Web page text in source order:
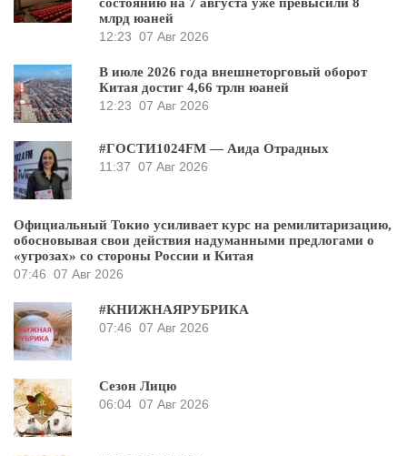
млрд юаней
12:23 07 Авг 2026
В июле 2026 года внешнеторговый оборот
Китая достиг 4,66 трлн юаней
12:23 07 Авг 2026
#ГОСТИ1024FM — Аида Отрадных
11:37 07 Авг 2026
Официальный Токио усиливает курс на ремилитаризацию,
обосновывая свои действия надуманными предлогами о
«угрозах» со стороны России и Китая
07:46 07 Авг 2026
#КНИЖНАЯРУБРИКА
07:46 07 Авг 2026
Сезон Лицю
06:04 07 Авг 2026